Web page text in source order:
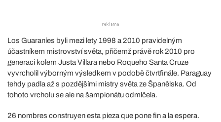
Los Guaraníes byli mezi lety 1998 a 2010 pravidelným
účastníkem mistrovství světa, přičemž právě rok 2010 pro
generaci kolem Justa Villara nebo Roqueho Santa Cruze
vyvrcholil výborným výsledkem v podobě čtvrtfinále. Paraguay
tehdy padla až s pozdějšími mistry světa ze Španělska. Od
tohoto vrcholu se ale na šampionátu odmlčela.
26 nombres construyen esta pieza que pone fin a la espera.